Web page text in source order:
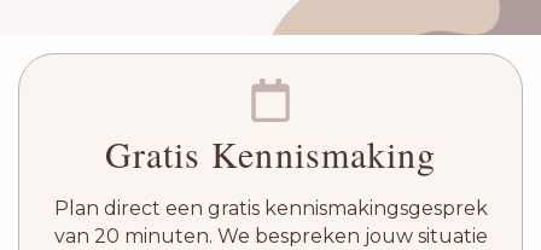
Gratis Kennismaking
Plan direct een gratis kennismakingsgesprek
van 20 minuten. We bespreken jouw situatie